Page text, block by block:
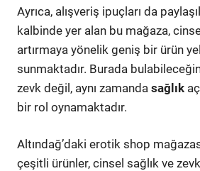
Ayrıca, alışveriş ipuçları da
kalbinde yer alan bu mağaza,
artırmaya yönelik geniş bir ürün
sunmaktadır. Burada
zevk değil, aynı zamanda sağlık
bir rol oynamaktadır.
Altındağ’daki erotik shop
çeşitli ürünler, cinsel sağlık ve